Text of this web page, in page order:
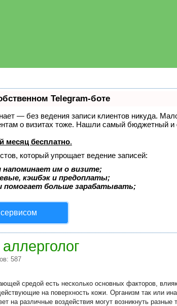
Telegram-боте
— без ведения записи клиентов никуда.
о визитах тоже. Нашли самый бюджетный и
месяц бесплатно.
который упрощает ведение записей:
им о визите;
кэшбэк и предоплаты;
помогает больше зарабатывать;
587
средой есть несколько основных факторов,
на поверхность кожи. Организм так или
на различные воздействия могут возникнуть разные